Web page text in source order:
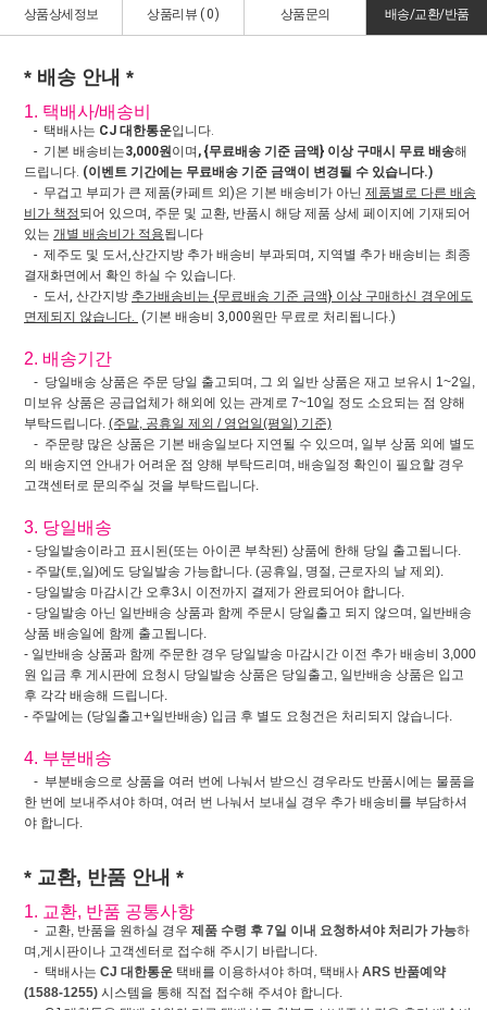
상품상세정보 상품리뷰 (0) 상품문의 배송/교환/반품
* 배송 안내 *
1. 택배사/배송비
- 택배사는 CJ 대한통운입니다.
- 기본 배송비는3,000원이며, {무료배송 기준 금액} 이상 구매시 무료 배송해
드립니다. (이벤트 기간에는 무료배송 기준 금액이 변경될 수 있습니다.)
- 무겁고 부피가 큰 제품(카페트 외)은 기본 배송비가 아닌 제품별로 다른 배송
비가 책정되어 있으며, 주문 및 교환, 반품시 해당 제품 상세 페이지에 기재되어
있는 개별 배송비가 적용됩니다
- 제주도 및 도서,산간지방 추가 배송비 부과되며, 지역별 추가 배송비는 최종
결재화면에서 확인 하실 수 있습니다.
- 도서, 산간지방 추가배송비는 {무료배송 기준 금액} 이상 구매하신 경우에도
면제되지 않습니다.
(기본 배송비 3,000원만 무료로 처리됩니다.)
2. 배송기간
- 당일배송 상품은 주문 당일 출고되며, 그 외 일반 상품은 재고 보유시 1~2일,
미보유 상품은 공급업체가 해외에 있는 관계로 7~10일 정도 소요되는 점 양해
부탁드립니다. (주말, 공휴일 제외 / 영업일(평일) 기준)
- 주문량 많은 상품은 기본 배송일보다 지연될 수 있으며, 일부 상품 외에 별도
의 배송지연 안내가 어려운 점 양해 부탁드리며, 배송일정 확인이 필요할 경우
고객센터로 문의주실 것을 부탁드립니다.
3. 당일배송
- 당일발송이라고 표시된(또는 아이콘 부착된) 상품에 한해 당일 출고됩니다.
- 주말(토,일)에도 당일발송 가능합니다. (공휴일, 명절, 근로자의 날 제외).
- 당일발송 마감시간 오후3시 이전까지 결제가 완료되어야 합니다.
- 당일발송 아닌 일반배송 상품과 함께 주문시 당일출고 되지 않으며, 일반배송
상품 배송일에 함께 출고됩니다.
- 일반배송 상품과 함께 주문한 경우 당일발송 마감시간 이전 추가 배송비 3,000
원 입금 후 게시판에 요청시 당일발송 상품은 당일출고, 일반배송 상품은 입고
후 각각 배송해 드립니다.
- 주말에는 (당일출고+일반배송) 입금 후 별도 요청건은 처리되지 않습니다.
4. 부분배송
- 부분배송으로 상품을 여러 번에 나눠서 받으신 경우라도 반품시에는 물품을
한 번에 보내주셔야 하며, 여러 번 나눠서 보내실 경우 추가 배송비를 부담하셔
야 합니다.
* 교환, 반품 안내 *
1. 교환, 반품 공통사항
- 교환, 반품을 원하실 경우 제품 수령 후 7일 이내 요청하셔야 처리가 가능하
며,게시판이나 고객센터로 접수해 주시기 바랍니다.
- 택배사는 CJ 대한통운 택배를 이용하셔야 하며, 택배사 ARS 반품예약
(1588-1255) 시스템을 통해 직접 접수해 주셔야 합니다.